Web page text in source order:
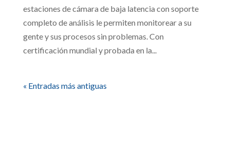
estaciones de cámara de baja latencia con soporte
completo de análisis le permiten monitorear a su
gente y sus procesos sin problemas. Con
certificación mundial y probada en la...
« Entradas más antiguas